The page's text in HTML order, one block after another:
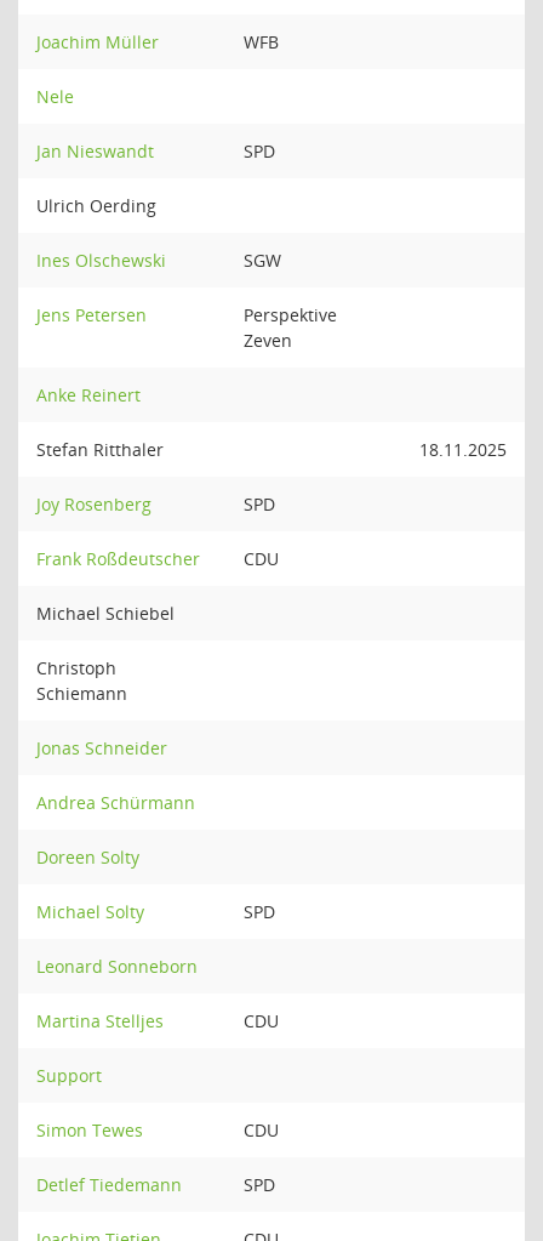
Joachim Müller WFB
Nele
Jan Nieswandt SPD
Ulrich Oerding
Ines Olschewski SGW
Jens Petersen
Perspektive
Zeven
Anke Reinert
Stefan Ritthaler 18.11.2025
Joy Rosenberg SPD
Frank Roßdeutscher CDU
Michael Schiebel
Christoph
Schiemann
Jonas Schneider
Andrea Schürmann
Doreen Solty
Michael Solty SPD
Leonard Sonneborn
Martina Stelljes CDU
Support
Simon Tewes CDU
Detlef Tiedemann SPD